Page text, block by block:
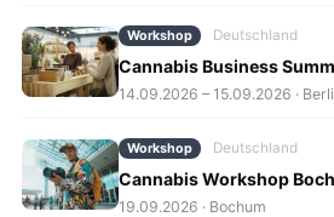
Workshop Deutschland
Cannabis Business
14.09.2026 – 15.09.2026 ·
Workshop Deutschland
Cannabis Workshop
19.09.2026 · Bochum